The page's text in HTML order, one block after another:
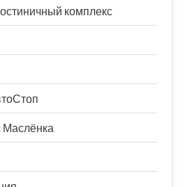
комплекс
Маслёнка